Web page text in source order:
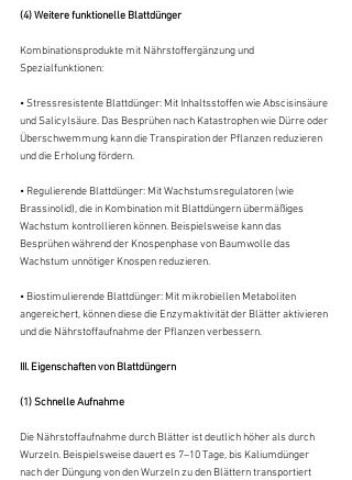
(4) Weitere funktionelle Blattdünger
Kombinationsprodukte mit Nährstoffergänzung und
Spezialfunktionen:
• Stressresistente Blattdünger: Mit Inhaltsstoffen wie Abscisinsäure
und Salicylsäure. Das Besprühen nach Katastrophen wie Dürre oder
Überschwemmung kann die Transpiration der Pflanzen reduzieren
und die Erholung fördern.
• Regulierende Blattdünger: Mit Wachstumsregulatoren (wie
Brassinolid), die in Kombination mit Blattdüngern übermäßiges
Wachstum kontrollieren können. Beispielsweise kann das
Besprühen während der Knospenphase von Baumwolle das
Wachstum unnötiger Knospen reduzieren.
• Biostimulierende Blattdünger: Mit mikrobiellen Metaboliten
angereichert, können diese die Enzymaktivität der Blätter aktivieren
und die Nährstoffaufnahme der Pflanzen verbessern.
III. Eigenschaften von Blattdüngern
(1) Schnelle Aufnahme
Die Nährstoffaufnahme durch Blätter ist deutlich höher als durch
Wurzeln. Beispielsweise dauert es 7–10 Tage, bis Kaliumdünger
nach der Düngung von den Wurzeln zu den Blättern transportiert